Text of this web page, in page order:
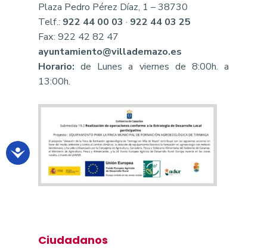
Plaza Pedro Pérez Díaz, 1 – 38730
Telf.: 922 44 00 03 · 922 44 03 25
Fax: 922 42 82 47
ayuntamiento@villademazo.es
Horario: de Lunes a viernes de 8:00h. a
13:00h.
Ciudadanos